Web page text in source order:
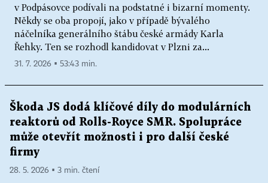
v Podpásovce podívali na podstatné i bizarní momenty.
Někdy se oba propojí, jako v případě bývalého
náčelníka generálního štábu české armády Karla
Řehky. Ten se rozhodl kandidovat v Plzni za...
31. 7. 2026 ▪ 53:43 min.
Škoda JS dodá klíčové díly do modulárních
reaktorů od Rolls-Royce SMR. Spolupráce
může otevřít možnosti i pro další české
firmy
28. 5. 2026 ▪ 3 min. čtení